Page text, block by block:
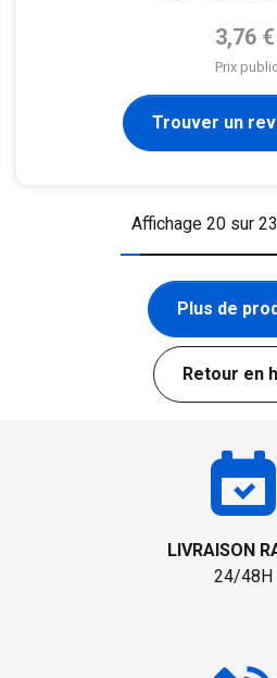
Prix de
3,76 €
Prix
Trouver un
Affichage 20 sur
Plus de
Retour en
LIVRAISON
24/48H